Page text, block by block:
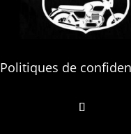
Politiques de